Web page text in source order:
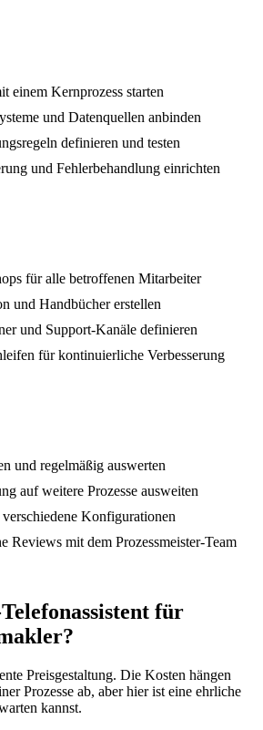
einem Kernprozess starten
und Datenquellen anbinden
definieren und testen
und Fehlerbehandlung einrichten
für alle betroffenen Mitarbeiter
und Handbücher erstellen
und Support-Kanäle definieren
für kontinuierliche Verbesserung
und regelmäßig auswerten
auf weitere Prozesse ausweiten
Konfigurationen
Reviews mit dem Prozessmeister-Team
für
?
Preisgestaltung. Die Kosten hängen
Prozesse ab, aber hier ist eine ehrliche
kannst.